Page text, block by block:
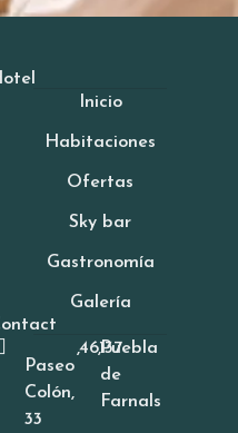
Inicio
Habitaciones
Ofertas
Sky bar
Gastronomía
Galería
Paseo
Colón,
33
,46137
,Puebla
de
Farnals